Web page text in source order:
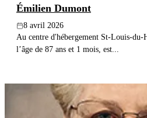
Émilien Dumont
8 avril 2026
Au centre d'hébergement St-Louis-
l’âge de 87 ans et 1 mois, est...